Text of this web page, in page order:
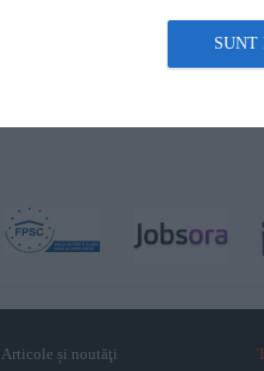
Articole și noutăţi
SUNT